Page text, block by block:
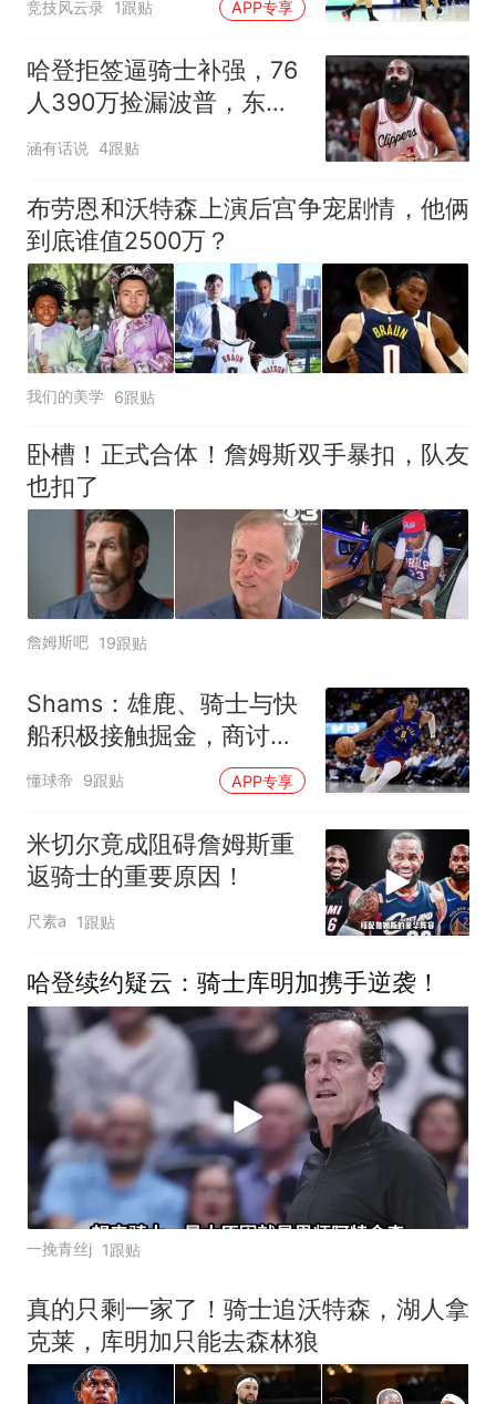
竞技风云录 1跟贴 APP专享
哈登拒签逼骑士补强，76
人390万捡漏波普，东部
要变天
涵有话说 4跟贴
布劳恩和沃特森上演后宫争宠剧情，他俩
到底谁值2500万？
我们的美学 6跟贴
卧槽！正式合体！詹姆斯双手暴扣，队友
也扣了
詹姆斯吧 19跟贴
Shams：雄鹿、骑士与快
船积极接触掘金，商讨沃
特森先签后换
懂球帝 9跟贴 APP专享
米切尔竟成阻碍詹姆斯重
返骑士的重要原因！
尺素a 1跟贴
哈登续约疑云：骑士库明加携手逆袭！
一挽青丝j 1跟贴
真的只剩一家了！骑士追沃特森，湖人拿
克莱，库明加只能去森林狼